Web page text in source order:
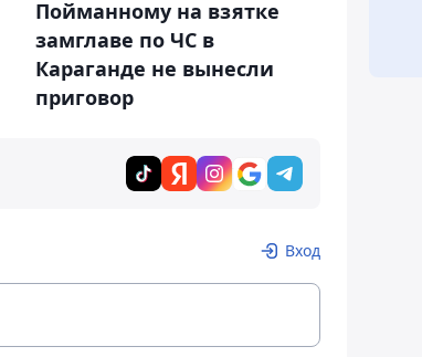
Пойманному на взятке
замглаве по ЧС в
Караганде не вынесли
приговор
Вход